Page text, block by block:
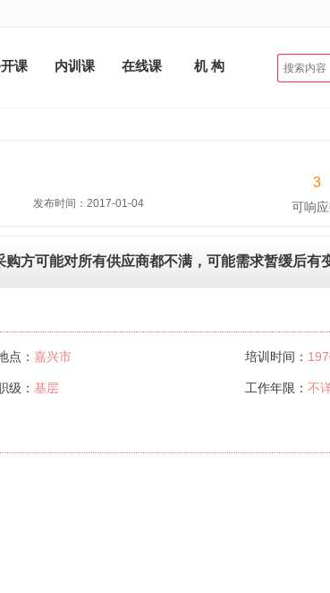
课 内训课 在线课 机 构
发布时间：2017-01-04
3
可响
购方可能对所有供应商都不满，可能需求暂缓后有
点： 嘉兴市 培训时间：
级： 基层 工作年限： 不